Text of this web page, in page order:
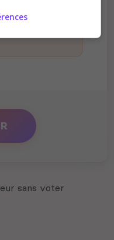
et de
sans voter